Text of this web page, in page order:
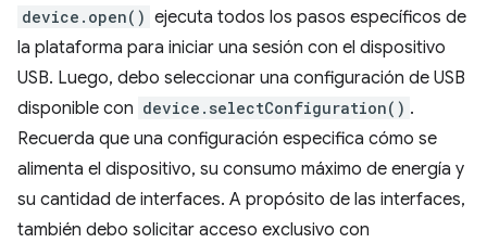
device.open() ejecuta todos los pasos específicos de
la plataforma para iniciar una sesión con el dispositivo
USB. Luego, debo seleccionar una configuración de USB
disponible con device.selectConfiguration() .
Recuerda que una configuración especifica cómo se
alimenta el dispositivo, su consumo máximo de energía y
su cantidad de interfaces. A propósito de las interfaces,
también debo solicitar acceso exclusivo con